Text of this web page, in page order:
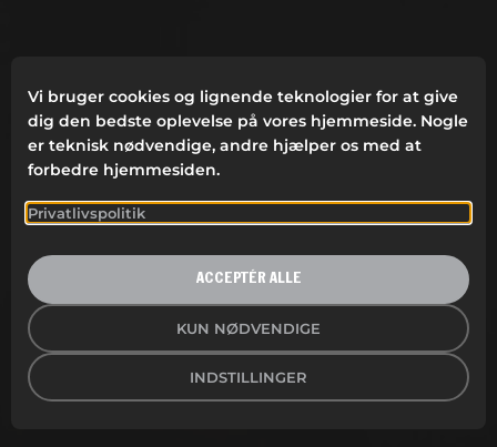
Vi bruger cookies og lignende teknologier for at give
dig den bedste oplevelse på vores hjemmeside. Nogle
er teknisk nødvendige, andre hjælper os med at
forbedre hjemmesiden.
Privatlivspolitik
KUN NØDVENDIGE
INDSTILLINGER
ACCEPTÉR ALLE